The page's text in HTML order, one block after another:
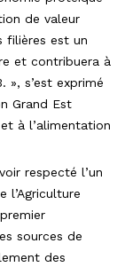
de valeur
filières est un
et contribuera à
s’est exprimé
Grand Est
à l’alimentation
respecté l’un
l’Agriculture
sources de
des